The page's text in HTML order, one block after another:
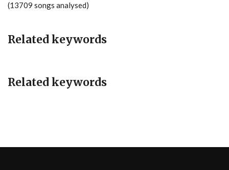
(13709 songs analysed)
Related keywords
Related keywords